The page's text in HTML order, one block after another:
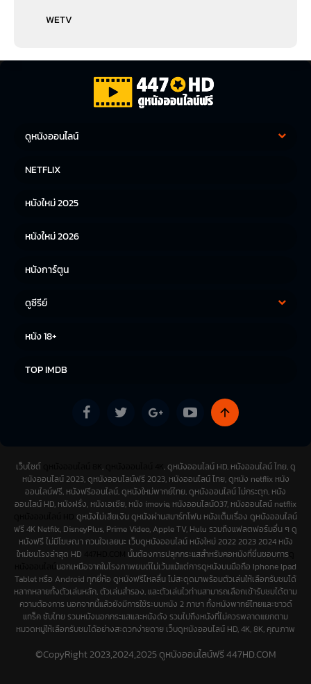
WETV
ดูหนังออนไลน์
หนังญี่ปุ่น
NETFLIX
หนังใหม่ 2025
หนังใหม่ 2026
หนังการ์ตูน
ดูซีรีย์
หนัง 18+
TOP IMDB
เว็บไซต์ ,
, ดูหนังออนไลน์ HD, หนังออนไลน์ ไทย, ดู
หนังออนไลน์ 2023, ดูหนังออนไลน์ฟรี 2023, หนังออนไลน์ ไทย, ดูหนัง netflix หนัง
ออนไลน์ฟรี, หนังฟรีออนไลน์, ดูหนังใหม่พากย์ไทย, ดูหนังออนไลน์ ไม่กระตุก, หนัง
ออนไลน์ HD, หนังฝรั่ง, หนังเอเชีย, หนัง imovie, หนังออนไลน์037, หนังออนไลน์ netflix
ดูหนังไม่เสียเงิน ดูหนังผ่านสมาร์ทโฟน หนังเต็มเรื่อง ดูหนังออนไลน์
ฟรี 4K Netfilx, DisneyPlus, Prime Video, Apple TV, Hulu รวมถึงแฟลตฟอร์มอื่น ๆ ดู
หนังฟรี ไม่มีโฆษณา กวนใจเลยนะ เว็บดูหนังออนไลน์ หนังใหม่ 2022 2023 2024 หนัง
ใหม่ชนโรงล่าสุด HD
นั้นต้องการปลุกกระแสสำหรับคอหนังที่ชื่นชอบการ
นอกเหนือจากในโรงภาพยนต์ไม่เว้นแม้แต่การดูหนังบนมือถือ Iphone Ipad
Tablet หรือ Android ทุกยี่ห้อ ดูหนังฟรีไหลลื่น ไม่สะดุดมาพร้อมตัวเล่นให้เลือกรับชมได้
หลากหลายทั้งตัวเล่นหลัก, ตัวเล่นสำรอง, และตัวเล่นไวท่านสามารถเลือกเข้ารับชมได้ตาม
ความต้องการ นอกจากนี้แล้วยังมีการใช้ระบบหนัง 2 ภาษา ทั้งหนังพากย์ไทยและซาวด์
แทร็ค ซับไทย รวมหนังนอกกระแสและหนังดัง รวมไปถึงหนังที่ไม่ควรพลาดแยกตาม
หมวดหมู่ให้เลือกรับชมได้อย่างสะดวกง่ายดาย เว็บดูหนังออนไลน์ HD, 4K, 8K, คุณภาพ
เข้าใช้เว็บไซต์ง่ายเพียงไม่กี่ขั้นตอน พร้อมทั้งอัพเดทหนังใหม่ ๆ และปรับปรุ่งตัวเล่น จาก
©CopyRight 2023,2024,2025 ดูหนังออนไลน์ฟรี 447HD.COM